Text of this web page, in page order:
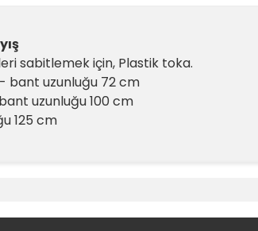
sabitlemek için, Plastik toka.
bant uzunluğu 72 cm
uzunluğu 100 cm
125 cm